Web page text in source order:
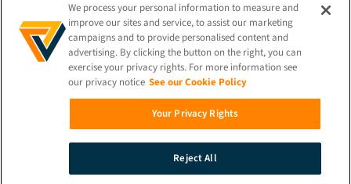
TRADUCTION
FR
RESTEZ CONNECTÉ !
We process your personal information to measure and
improve our sites and service, to assist our marketing
campaigns and to provide personalised content and
advertising. By clicking the button on the right, you can
exercise your privacy rights. For more information see
our privacy notice See our Cookie Policy
Your Privacy Rights
Reject All